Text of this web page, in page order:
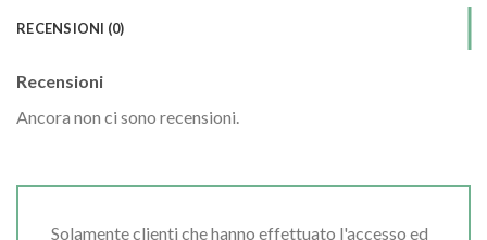
RECENSIONI (0)
Recensioni
Ancora non ci sono recensioni.
Solamente clienti che hanno effettuato l'accesso ed